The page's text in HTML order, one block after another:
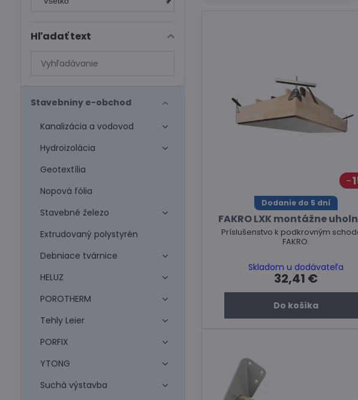
Dodanie do 5 dní
FAKRO LXK montážne
Príslušenstvo k podkrovným
FAKRO.
Skladom u dodávateľa
32,41 €
Do košíka
Hľadať text
Prehľadať
výsledky
fulltextom
Stavebniny e-obchod
Kanalizácia a vodovod
Hydroizolácia
Geotextília
Nopová fólia
Stavebné železo
Extrudovaný polystyrén
Debniace tvárnice
HELUZ
POROTHERM
Tehly Leier
PORFIX
YTONG
Suchá výstavba